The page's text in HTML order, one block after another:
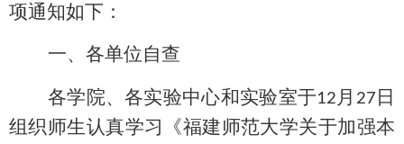
项通知如下：
一、 各单位自查
各学院、各实验中心和实验室于12月 27 日
组织师生认真学习《福建师范大学关于加强本